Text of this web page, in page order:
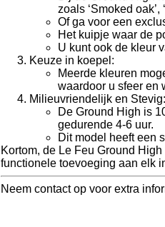
zoals ‘Smoked oak’,
Of ga voor een
Het kuipje waar de
U kunt ook de kleur
Keuze in koepel:
Meerde kleuren
waardoor u sfeer en
Milieuvriendelijk en Stevig:
De Ground High is
gedurende 4-6 uur.
Dit model heeft een
Kortom, de Le Feu Ground
functionele toevoeging aan elk
Neem contact op voor extra